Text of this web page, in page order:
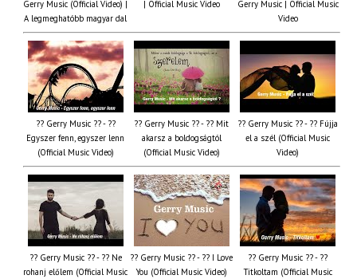
Gerry Music (Official Video) |
A legmeghatóbb magyar dal
| Official Music Video
Gerry Music | Official Music
Video
?? Gerry Music ?? - ??
Egyszer fenn, egyszer lenn
(Official Music Video)
?? Gerry Music ?? - ?? Mit
akarsz a boldogságtól
(Official Music Video)
?? Gerry Music ?? - ?? Fújja
el a szél (Official Music
Video)
?? Gerry Music ?? - ?? Ne
rohanj előlem (Official Music
?? Gerry Music ?? - ?? I Love
You (Official Music Video)
?? Gerry Music ?? - ??
Titkoltam (Official Music